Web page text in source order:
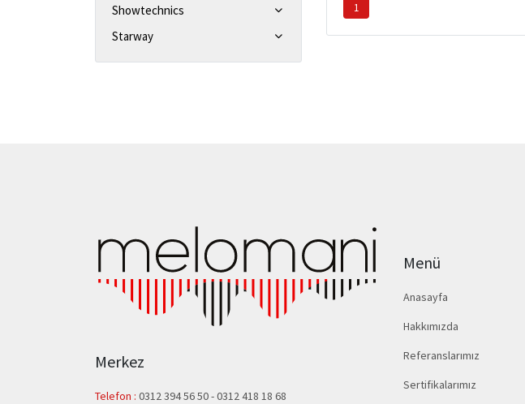
Showtechnics
Starway
1
Merkez
Telefon : 0312 394 56 50-0312 418 18 68
Menü
Anasayfa
Hakkımızda
Referanslarımız
Sertifikalarımız